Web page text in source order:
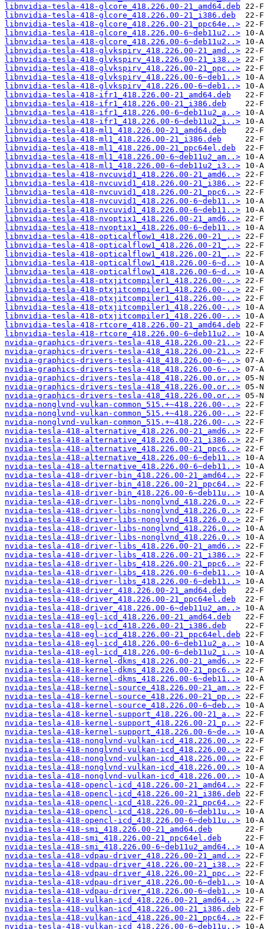
libnvidia-tesla-418-glcore_418.226.00-21_amd64.deb
libnvidia-tesla-418-glcore_418.226.00-21_i386.deb
libnvidia-tesla-418-glcore_418.226.00-21_ppc64e..>
libnvidia-tesla-418-glcore_418.226.00-6~deb11u2..>
libnvidia-tesla-418-glcore_418.226.00-6~deb11u2..>
libnvidia-tesla-418-glvkspirv_418.226.00-21_amd..>
libnvidia-tesla-418-glvkspirv_418.226.00-21_i38..>
libnvidia-tesla-418-glvkspirv_418.226.00-21_ppc..>
libnvidia-tesla-418-glvkspirv_418.226.00-6~deb1..>
libnvidia-tesla-418-glvkspirv_418.226.00-6~deb1..>
libnvidia-tesla-418-ifr1_418.226.00-21_amd64.deb
libnvidia-tesla-418-ifr1_418.226.00-21_i386.deb
libnvidia-tesla-418-ifr1_418.226.00-6~deb11u2_a..>
libnvidia-tesla-418-ifr1_418.226.00-6~deb11u2_i..>
libnvidia-tesla-418-ml1_418.226.00-21_amd64.deb
libnvidia-tesla-418-ml1_418.226.00-21_i386.deb
libnvidia-tesla-418-ml1_418.226.00-21_ppc64el.deb
libnvidia-tesla-418-ml1_418.226.00-6~deb11u2_am..>
libnvidia-tesla-418-ml1_418.226.00-6~deb11u2_i3..>
libnvidia-tesla-418-nvcuvid1_418.226.00-21_amd6..>
libnvidia-tesla-418-nvcuvid1_418.226.00-21_i386..>
libnvidia-tesla-418-nvcuvid1_418.226.00-21_ppc6..>
libnvidia-tesla-418-nvcuvid1_418.226.00-6~deb11..>
libnvidia-tesla-418-nvcuvid1_418.226.00-6~deb11..>
libnvidia-tesla-418-nvoptix1_418.226.00-21_amd6..>
libnvidia-tesla-418-nvoptix1_418.226.00-6~deb11..>
libnvidia-tesla-418-opticalflow1_418.226.00-21_..>
libnvidia-tesla-418-opticalflow1_418.226.00-21_..>
libnvidia-tesla-418-opticalflow1_418.226.00-21_..>
libnvidia-tesla-418-opticalflow1_418.226.00-6~d..>
libnvidia-tesla-418-opticalflow1_418.226.00-6~d..>
libnvidia-tesla-418-ptxjitcompiler1_418.226.00-..>
libnvidia-tesla-418-ptxjitcompiler1_418.226.00-..>
libnvidia-tesla-418-ptxjitcompiler1_418.226.00-..>
libnvidia-tesla-418-ptxjitcompiler1_418.226.00-..>
libnvidia-tesla-418-ptxjitcompiler1_418.226.00-..>
libnvidia-tesla-418-rtcore_418.226.00-21_amd64.deb
libnvidia-tesla-418-rtcore_418.226.00-6~deb11u2..>
nvidia-graphics-drivers-tesla-418_418.226.00-21..>
nvidia-graphics-drivers-tesla-418_418.226.00-21..>
nvidia-graphics-drivers-tesla-418_418.226.00-6~..>
nvidia-graphics-drivers-tesla-418_418.226.00-6~..>
nvidia-graphics-drivers-tesla-418_418.226.00.or..>
nvidia-graphics-drivers-tesla-418_418.226.00.or..>
nvidia-graphics-drivers-tesla-418_418.226.00.or..>
nvidia-nonglvnd-vulkan-common_515.+~418.226.00-..>
nvidia-nonglvnd-vulkan-common_515.+~418.226.00-..>
nvidia-nonglvnd-vulkan-common_515.+~418.226.00-..>
nvidia-tesla-418-alternative_418.226.00-21_amd6..>
nvidia-tesla-418-alternative_418.226.00-21_i386..>
nvidia-tesla-418-alternative_418.226.00-21_ppc6..>
nvidia-tesla-418-alternative_418.226.00-6~deb11..>
nvidia-tesla-418-alternative_418.226.00-6~deb11..>
nvidia-tesla-418-driver-bin_418.226.00-21_amd64..>
nvidia-tesla-418-driver-bin_418.226.00-21_ppc64..>
nvidia-tesla-418-driver-bin_418.226.00-6~deb11u..>
nvidia-tesla-418-driver-libs-nonglvnd_418.226.0..>
nvidia-tesla-418-driver-libs-nonglvnd_418.226.0..>
nvidia-tesla-418-driver-libs-nonglvnd_418.226.0..>
nvidia-tesla-418-driver-libs-nonglvnd_418.226.0..>
nvidia-tesla-418-driver-libs-nonglvnd_418.226.0..>
nvidia-tesla-418-driver-libs_418.226.00-21_amd6..>
nvidia-tesla-418-driver-libs_418.226.00-21_i386..>
nvidia-tesla-418-driver-libs_418.226.00-21_ppc6..>
nvidia-tesla-418-driver-libs_418.226.00-6~deb11..>
nvidia-tesla-418-driver-libs_418.226.00-6~deb11..>
nvidia-tesla-418-driver_418.226.00-21_amd64.deb
nvidia-tesla-418-driver_418.226.00-21_ppc64el.deb
nvidia-tesla-418-driver_418.226.00-6~deb11u2_am..>
nvidia-tesla-418-egl-icd_418.226.00-21_amd64.deb
nvidia-tesla-418-egl-icd_418.226.00-21_i386.deb
nvidia-tesla-418-egl-icd_418.226.00-21_ppc64el.deb
nvidia-tesla-418-egl-icd_418.226.00-6~deb11u2_a..>
nvidia-tesla-418-egl-icd_418.226.00-6~deb11u2_i..>
nvidia-tesla-418-kernel-dkms_418.226.00-21_amd6..>
nvidia-tesla-418-kernel-dkms_418.226.00-21_ppc6..>
nvidia-tesla-418-kernel-dkms_418.226.00-6~deb11..>
nvidia-tesla-418-kernel-source_418.226.00-21_am..>
nvidia-tesla-418-kernel-source_418.226.00-21_pp..>
nvidia-tesla-418-kernel-source_418.226.00-6~deb..>
nvidia-tesla-418-kernel-support_418.226.00-21_a..>
nvidia-tesla-418-kernel-support_418.226.00-21_p..>
nvidia-tesla-418-kernel-support_418.226.00-6~de..>
nvidia-tesla-418-nonglvnd-vulkan-icd_418.226.00..>
nvidia-tesla-418-nonglvnd-vulkan-icd_418.226.00..>
nvidia-tesla-418-nonglvnd-vulkan-icd_418.226.00..>
nvidia-tesla-418-nonglvnd-vulkan-icd_418.226.00..>
nvidia-tesla-418-nonglvnd-vulkan-icd_418.226.00..>
nvidia-tesla-418-opencl-icd_418.226.00-21_amd64..>
nvidia-tesla-418-opencl-icd_418.226.00-21_i386.deb
nvidia-tesla-418-opencl-icd_418.226.00-21_ppc64..>
nvidia-tesla-418-opencl-icd_418.226.00-6~deb11u..>
nvidia-tesla-418-opencl-icd_418.226.00-6~deb11u..>
nvidia-tesla-418-smi_418.226.00-21_amd64.deb
nvidia-tesla-418-smi_418.226.00-21_ppc64el.deb
nvidia-tesla-418-smi_418.226.00-6~deb11u2_amd64..>
nvidia-tesla-418-vdpau-driver_418.226.00-21_amd..>
nvidia-tesla-418-vdpau-driver_418.226.00-21_i38..>
nvidia-tesla-418-vdpau-driver_418.226.00-21_ppc..>
nvidia-tesla-418-vdpau-driver_418.226.00-6~deb1..>
nvidia-tesla-418-vdpau-driver_418.226.00-6~deb1..>
nvidia-tesla-418-vulkan-icd_418.226.00-21_amd64..>
nvidia-tesla-418-vulkan-icd_418.226.00-21_i386.deb
nvidia-tesla-418-vulkan-icd_418.226.00-21_ppc64..>
nvidia-tesla-418-vulkan-icd_418.226.00-6~deb11u..>